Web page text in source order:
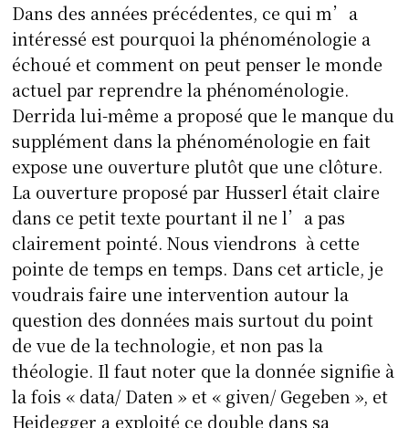
Dans des années précédentes, ce qui m’a
intéressé est pourquoi la phénoménologie a
échoué et comment on peut penser le monde
actuel par reprendre la phénoménologie.
Derrida lui-même a proposé que le manque du
supplément dans la phénoménologie en fait
expose une ouverture plutôt que une clôture.
La ouverture proposé par Husserl était claire
dans ce petit texte pourtant il ne l’a pas
clairement pointé. Nous viendrons à cette
pointe de temps en temps. Dans cet article, je
voudrais faire une intervention autour la
question des données mais surtout du point
de vue de la technologie, et non pas la
théologie. Il faut noter que la donnée signifie à
la fois « data/ Daten » et « given/ Gegeben », et
Heidegger a exploité ce double dans sa